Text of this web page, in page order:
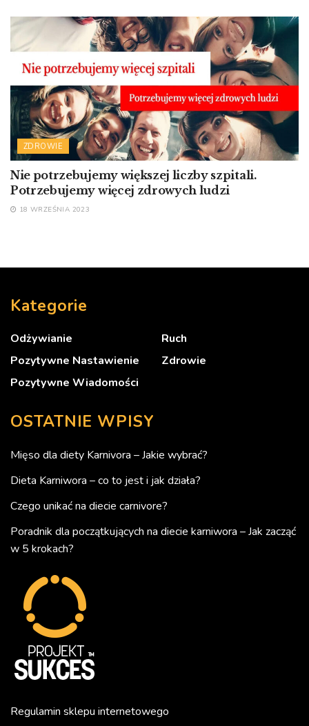
ZDROWIE
Nie potrzebujemy większej liczby szpitali.
Potrzebujemy więcej zdrowych ludzi
18 WRZEŚNIA 2023
Kategorie
Odżywianie
Pozytywne Nastawienie
Pozytywne Wiadomości
Ruch
Zdrowie
OSTATNIE WPISY
Mięso dla diety Karnivora – Jakie wybrać?
Dieta Karniwora – co to jest i jak działa?
Czego unikać na diecie carnivore?
Poradnik dla początkujących na diecie karniwora – Jak zacząć
w 5 krokach?
Regulamin sklepu internetowego